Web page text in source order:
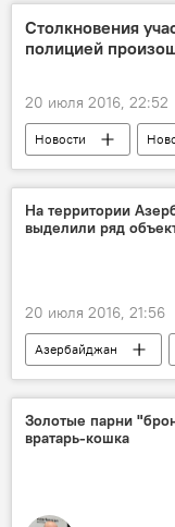
Столкновения
полицией
20 июля 2016, 22:52
Новости
На территории
выделили ряд
20 июля 2016, 21:56
Азербайджан
Золотые парни
вратарь-кошка